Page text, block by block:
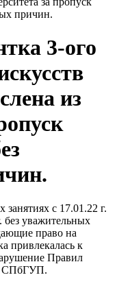
причин.
3-ого
из
с 17.01.22 г.
без уважительных
право на
привлекалась к
Правил
СПбГУП.